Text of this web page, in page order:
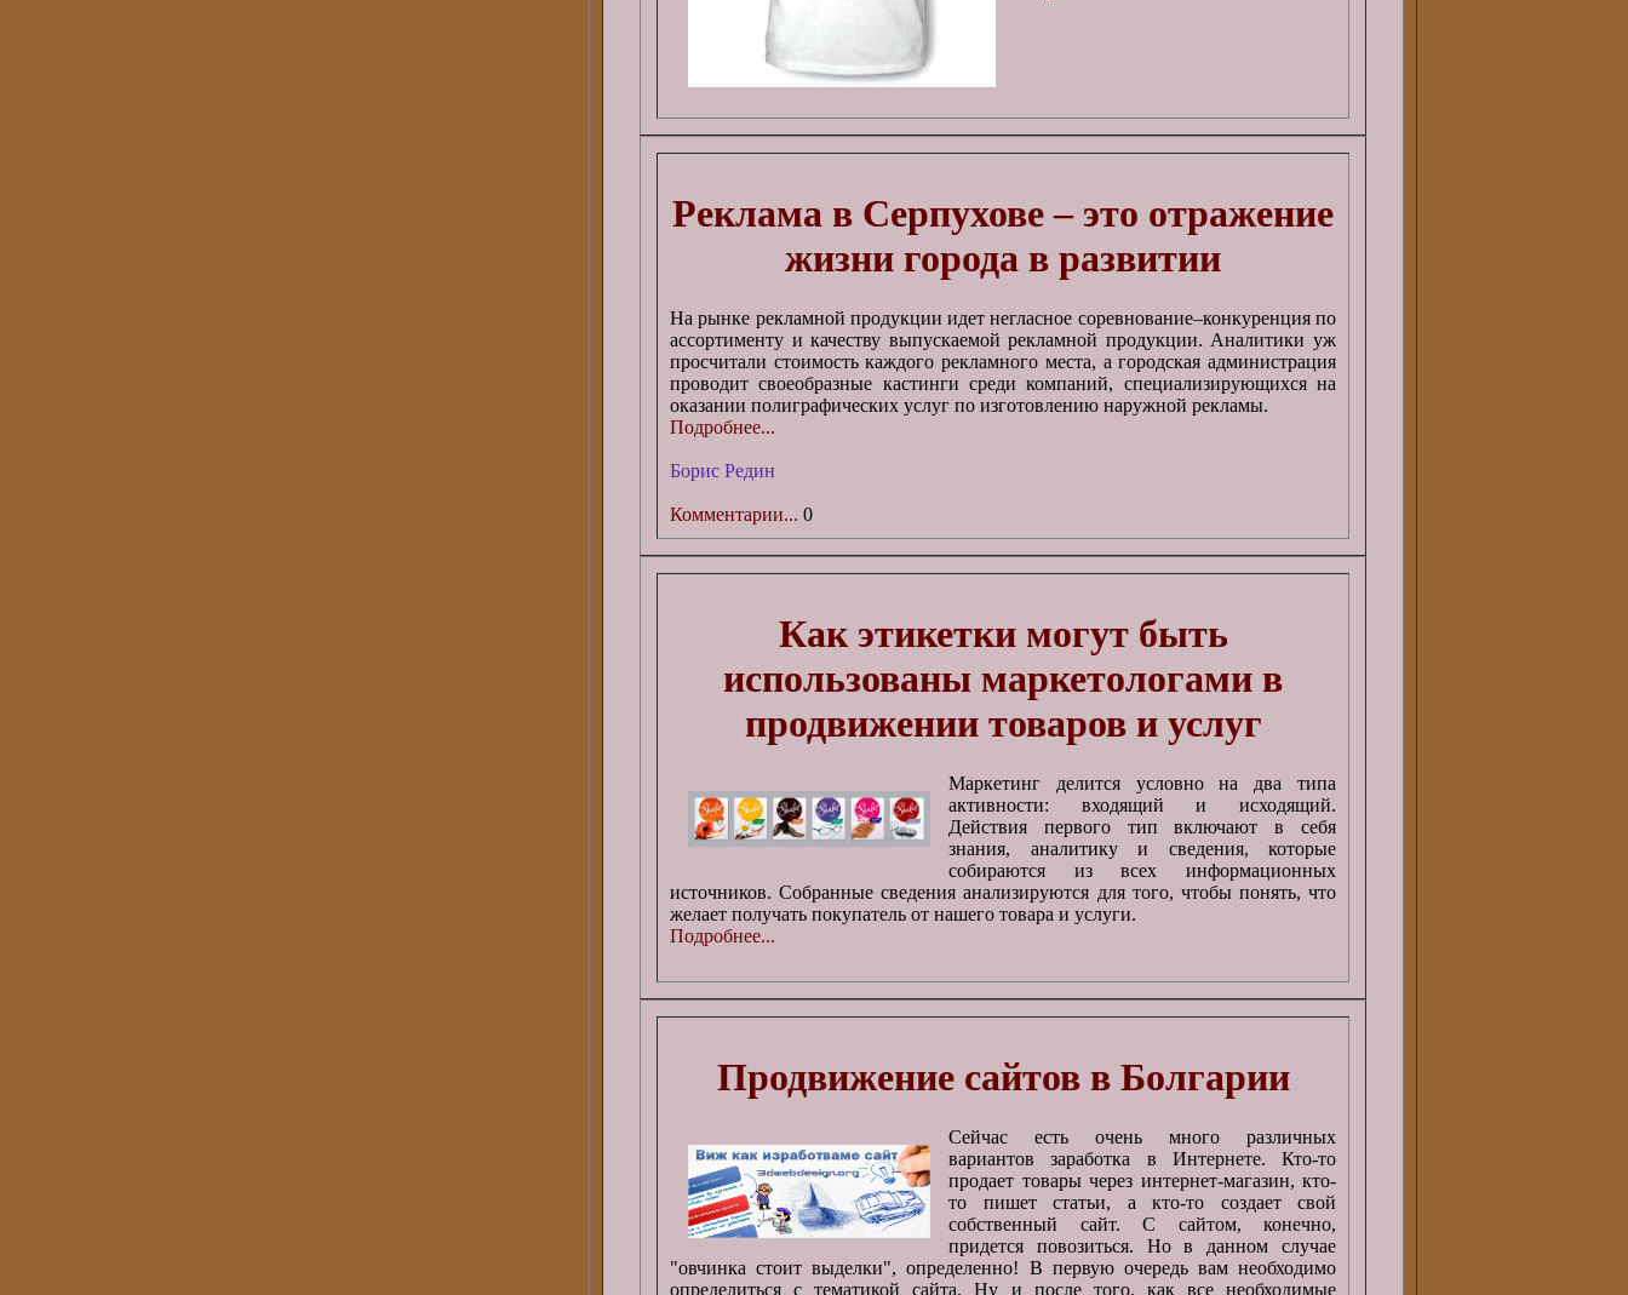
Реклама в Серпухове – это отражение
жизни города в развитии
На рынке рекламной продукции идет негласное соревнование–конкуренция по
ассортименту и качеству выпускаемой рекламной продукции. Аналитики уж
просчитали стоимость каждого рекламного места, а городская администрация
проводит своеобразные кастинги среди компаний, специализирующихся на
оказании полиграфических услуг по изготовлению наружной рекламы.
Подробнее...
Борис Редин
Комментарии... 0
Как этикетки могут быть
использованы маркетологами в
продвижении товаров и услуг
Маркетинг делится условно на два типа
активности: входящий и исходящий.
Действия первого тип включают в себя
знания, аналитику и сведения, которые
собираются из всех информационных
источников. Собранные сведения анализируются для того, чтобы понять, что
желает получать покупатель от нашего товара и услуги.
Подробнее...
Продвижение сайтов в Болгарии
Сейчас есть очень много различных
вариантов заработка в Интернете. Кто-то
продает товары через интернет-магазин, кто-
то пишет статьи, а кто-то создает свой
собственный сайт. С сайтом, конечно,
придется повозиться. Но в данном случае
"овчинка стоит выделки", определенно! В первую очередь вам необходимо
определиться с тематикой сайта. Ну и после того, как все необходимые